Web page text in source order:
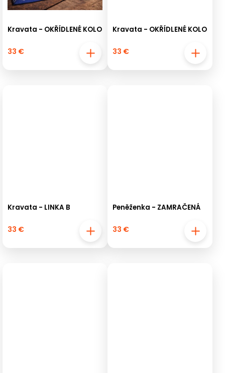
Kravata - OKŘÍDLENÉ KOLO
33 €
Kravata - OKŘÍDLENÉ KOLO
33 €
Kravata - LINKA B
33 €
Peněženka - ZAMRAČENÁ
33 €